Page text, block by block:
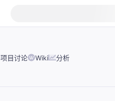
项目讨论 Wiki 分析